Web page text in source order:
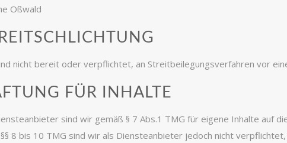
Oßwald
nicht bereit oder verpflichtet, an Streitbeilegungsverfahren vor
FÜR INHALTE
sind wir gemäß § 7 Abs.1 TMG für eigene Inhalte auf
§§ 8 bis 10 TMG sind wir als Diensteanbieter jedoch nicht